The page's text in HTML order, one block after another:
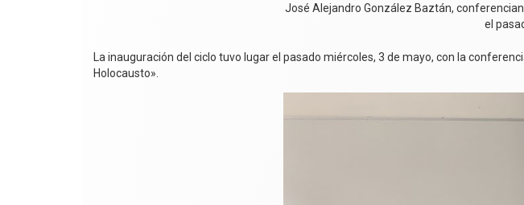
José Alejandro González Baztán,
el
La inauguración del ciclo tuvo lugar el pasado miércoles, 3 de mayo, con la
Holocausto».